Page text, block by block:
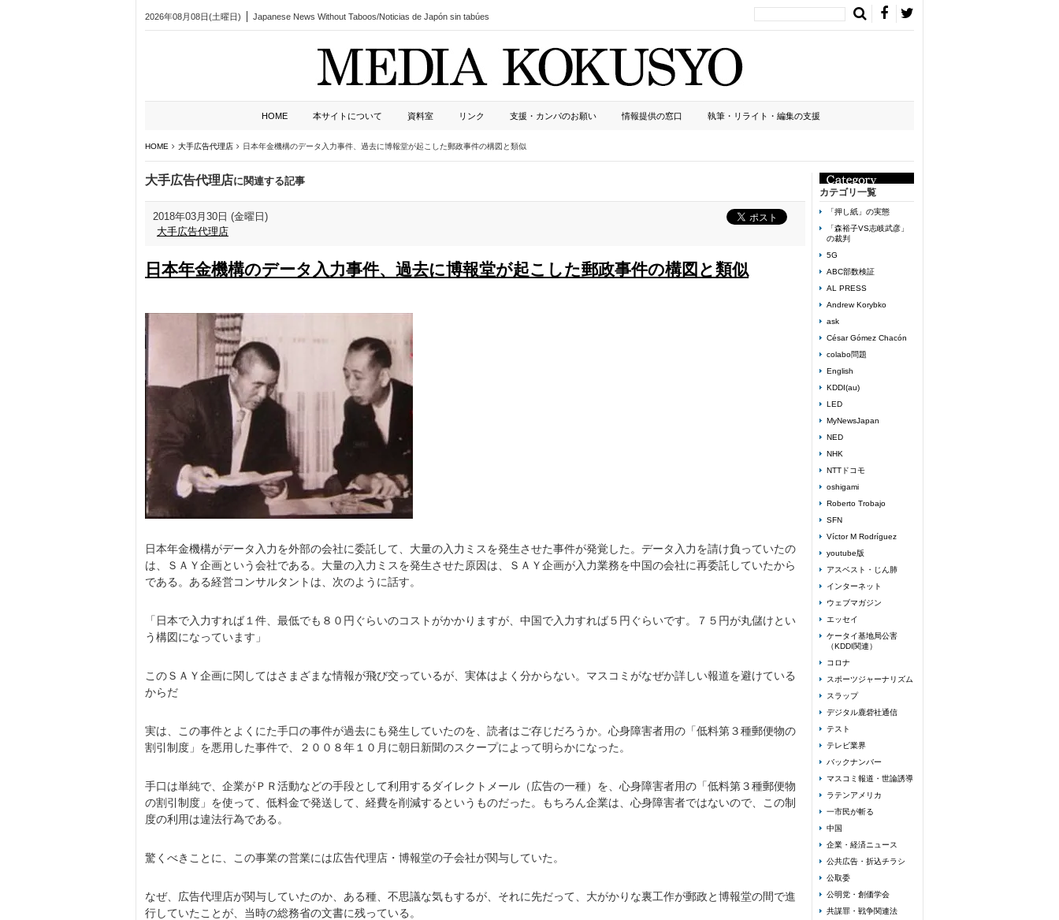
2026年08月08日(土曜日) Japanese News Without Taboos/Noticias de Japón sin tabúes
HOME 本サイトについて 資料室 リンク 支援・カンパのお願い 情報提供の窓口 執筆・リライト・編集の支援
HOME 大手広告代理店 日本年金機構のデータ入力事件、過去に博報堂が起こした郵政事件の構図と類似
大手広告代理店に関連する記事
2018年03月30日 (金曜日)
大手広告代理店
日本年金機構のデータ入力事件、過去に博報堂が起こした郵政事件の構図と類似
日本年金機構がデータ入力を外部の会社に委託して、大量の入力ミスを発生させた事件が発覚した。データ入力を請け負っていたの
は、ＳＡＹ企画という会社である。大量の入力ミスを発生させた原因は、ＳＡＹ企画が入力業務を中国の会社に再委託していたから
である。ある経営コンサルタントは、次のように話す。
「日本で入力すれば１件、最低でも８０円ぐらいのコストがかかりますが、中国で入力すれば５円ぐらいです。７５円が丸儲けとい
う構図になっています」
このＳＡＹ企画に関してはさまざまな情報が飛び交っているが、実体はよく分からない。マスコミがなぜか詳しい報道を避けている
からだ
実は、この事件とよくにた手口の事件が過去にも発生していたのを、読者はご存じだろうか。心身障害者用の「低料第３種郵便物の
割引制度」を悪用した事件で、２００８年１０月に朝日新聞のスクープによって明らかになった。
手口は単純で、企業がＰＲ活動などの手段として利用するダイレクトメール（広告の一種）を、心身障害者用の「低料第３種郵便物
の割引制度」を使って、低料金で発送して、経費を削減するというものだった。もちろん企業は、心身障害者ではないので、この制
度の利用は違法行為である。
驚くべきことに、この事業の営業には広告代理店・博報堂の子会社が関与していた。
なぜ、広告代理店が関与していたのか、ある種、不思議な気もするが、それに先だって、大がかりな裏工作が郵政と博報堂の間で進
行していたことが、当時の総務省の文書に残っている。
カテゴリ一覧
「押し紙」の実態
「森裕子VS志岐武彦」
の裁判
5G
ABC部数検証
AL PRESS
Andrew Korybko
ask
César Gómez Chacón
colabo問題
English
KDDI(au)
LED
MyNewsJapan
NED
NHK
NTTドコモ
oshigami
Roberto Trobajo
SFN
Víctor M Rodríguez
youtube版
アスベスト・じん肺
インターネット
ウェブマガジン
エッセイ
ケータイ基地局公害
（KDDI関連）
コロナ
スポーツジャーナリズム
スラップ
デジタル鹿砦社通信
テスト
テレビ業界
バックナンバー
マスコミ報道・世論誘導
ラテンアメリカ
一市民が斬る
中国
企業・経済ニュース
公共広告・折込チラシ
公取委
公明党・創価学会
共謀罪・戦争関連法